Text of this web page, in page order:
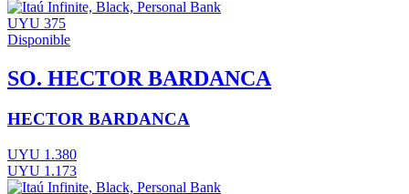
UYU 375
Disponible
SO. HECTOR BARDANCA
HECTOR BARDANCA
UYU 1.380
UYU 1.173